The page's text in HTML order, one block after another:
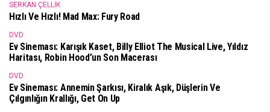
SERKAN ÇELLIK
Hızlı Ve Hızlı! Mad Max: Fury Road
DVD
Ev Sineması: Karışık Kaset, Billy Elliot The Musical Live, Yıldız
Haritası, Robin Hood’un Son Macerası
DVD
Ev Sineması: Annemin Şarkısı, Kiralık Aşık, Düşlerin Ve
Çılgınlığın Krallığı, Get On Up